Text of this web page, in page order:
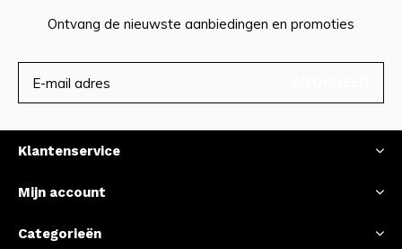
Ontvang de nieuwste aanbiedingen en promoties
Klantenservice
Mijn account
Categorieën